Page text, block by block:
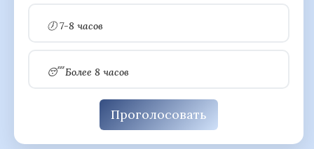
🕖 7-8 часов
😴 Более 8 часов
Проголосовать